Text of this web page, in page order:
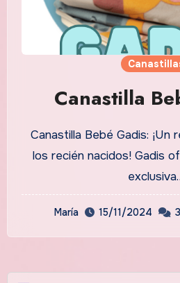
Canastilla
Canastilla Bebé Gadis: ¡Un regalo especial para
los recién nacidos! Gadis
María 15/11/2024